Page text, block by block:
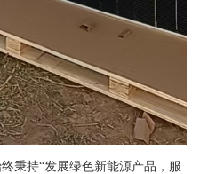
秉持“发展绿色新能源产品，服